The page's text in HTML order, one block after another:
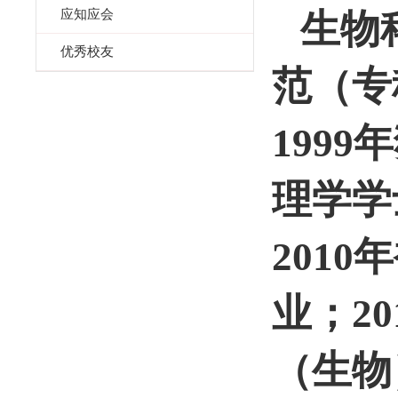
应知应会
优秀校友
生物
范（
1999
理学
2010
业；
（生